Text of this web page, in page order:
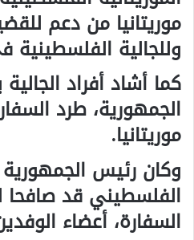
موريتانيا من دعم
وللجالية الفلسطينية
كما أشاد أفراد
الجمهورية، طرد
موريتانيا.
وكان رئيس
الفلسطيني قد
السفارة، أعضاء